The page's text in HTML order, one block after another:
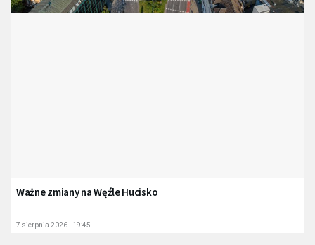
Ważne zmiany na Węźle Hucisko
7 sierpnia 2026 - 19:45